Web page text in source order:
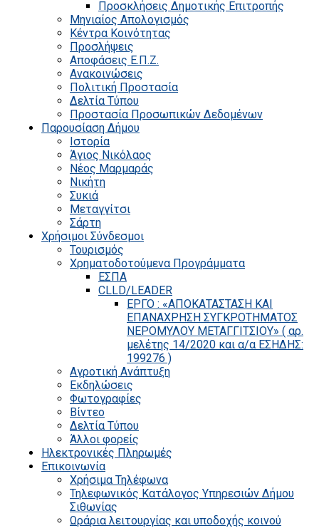
Προσκλήσεις Δημοτικής Επιτροπής
Μηνιαίος Απολογισμός
Κέντρα Κοινότητας
Προσλήψεις
Αποφάσεις Ε.Π.Ζ.
Ανακοινώσεις
Πολιτική Προστασία
Δελτία Τύπου
Προστασία Προσωπικών Δεδομένων
Παρουσίαση Δήμου
Ιστορία
Άγιος Νικόλαος
Νέος Μαρμαράς
Νικήτη
Συκιά
Μεταγγίτσι
Σάρτη
Χρήσιμοι Σύνδεσμοι
Τουρισμός
Χρηματοδοτούμενα Προγράμματα
ΕΣΠΑ
CLLD/LEADER
ΕΡΓΟ : «ΑΠΟΚΑΤΑΣΤΑΣΗ ΚΑΙ
ΕΠΑΝΑΧΡΗΣΗ ΣΥΓΚΡΟΤΗΜΑΤΟΣ
ΝΕΡΟΜΥΛΟΥ ΜΕΤΑΓΓΙΤΣΙΟΥ» ( αρ.
μελέτης 14/2020 και α/α ΕΣΗΔΗΣ:
199276 )
Αγροτική Ανάπτυξη
Εκδηλώσεις
Φωτογραφίες
Βίντεο
Δελτία Τύπου
Άλλοι φορείς
Ηλεκτρονικές Πληρωμές
Επικοινωνία
Χρήσιμα Τηλέφωνα
Τηλεφωνικός Κατάλογος Υπηρεσιών Δήμου
Σιθωνίας
Ωράρια λειτουργίας και υποδοχής κοινού